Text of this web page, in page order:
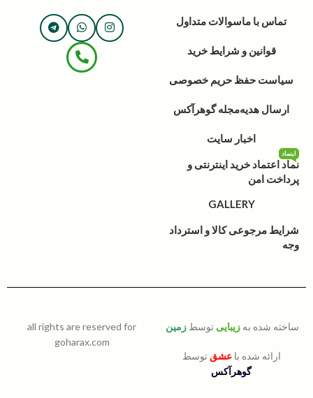
تماس با ماسوالات متداول
قوانین و شرایط خرید
سیاست حفظ حریم خصوصی
ارسال هدیهمجله گوهرآکس
اخبار سایت
نماد اعتماد خرید اینترنتی و
پرداخت امن
اینماد
GALLERY
شرایط مرجوعی کالا و استرداد
وجه
ساخته شده به زیبایی توسط زمین
ارائه شده باعشق توسط
گوهرآکس
all rights are reserved for
goharax.com